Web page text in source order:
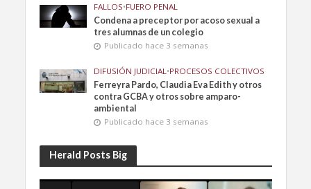
FALLOS•FUERO PENAL
Condena a preceptor por acoso sexual a
tres alumnas de un colegio
Publicado hace 3 semanas
DIFUSIÓN JUDICIAL •PROCESOS COLECTIVOS
Ferreyra Pardo, Claudia Eva Edith y otros
contra GCBA y otros sobre amparo-
ambiental
Publicado hace 3 semanas
Herald Posts Big